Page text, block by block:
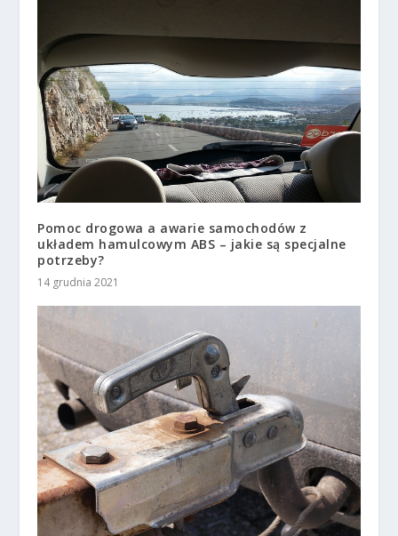
Pomoc drogowa a awarie samochodów z
układem hamulcowym ABS – jakie są specjalne
potrzeby?
14 grudnia 2021